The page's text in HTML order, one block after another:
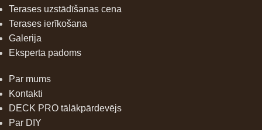
Terases uzstādīšanas cena
Terases ierīkošana
Galerija
Eksperta padoms
Par mums
Kontakti
DECK PRO tālākpārdevējs
Par DIY